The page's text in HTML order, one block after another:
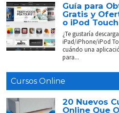
Guía para
Gratis y
o iPod Touch
¿Te gustaría
iPad/iPhone/iPod
cuándo una
para...
Cursos Online
20 Nuevos
Online Que